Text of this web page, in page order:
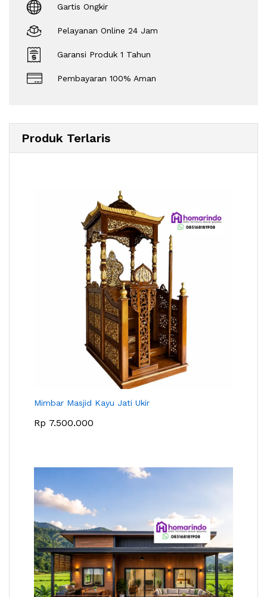
Gartis Ongkir
Pelayanan Online 24 Jam
Garansi Produk 1 Tahun
Pembayaran 100% Aman
Produk Terlaris
Mimbar Masjid Kayu Jati Ukir
Rp 7.500.000